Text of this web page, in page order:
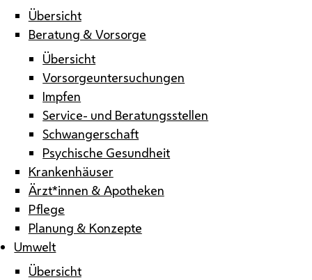
Übersicht
Beratung & Vorsorge
Übersicht
Vorsorgeuntersuchungen
Impfen
Service- und Beratungsstellen
Schwangerschaft
Psychische Gesundheit
Krankenhäuser
Ärzt*innen & Apotheken
Pflege
Planung & Konzepte
Umwelt
Übersicht